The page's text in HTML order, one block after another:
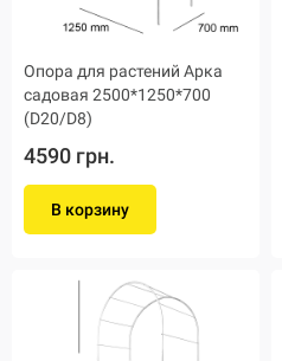
Опора для растений Арка
садовая 2500*1250*700
(D20/D8)
4590 грн.
В корзину